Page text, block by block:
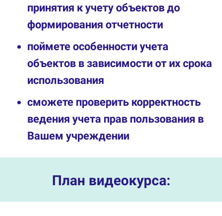
принятия к учету объектов до
формирования отчетности
поймете особенности учета
объектов в зависимости от их срока
использования
сможете проверить корректность
ведения учета прав пользования в
Вашем учреждении
План видеокурса: